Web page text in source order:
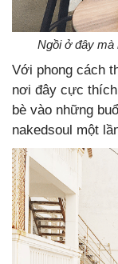
Ngồi ở đây mà
Với phong cách
nơi đây cực
bè vào những
nakedsoul một